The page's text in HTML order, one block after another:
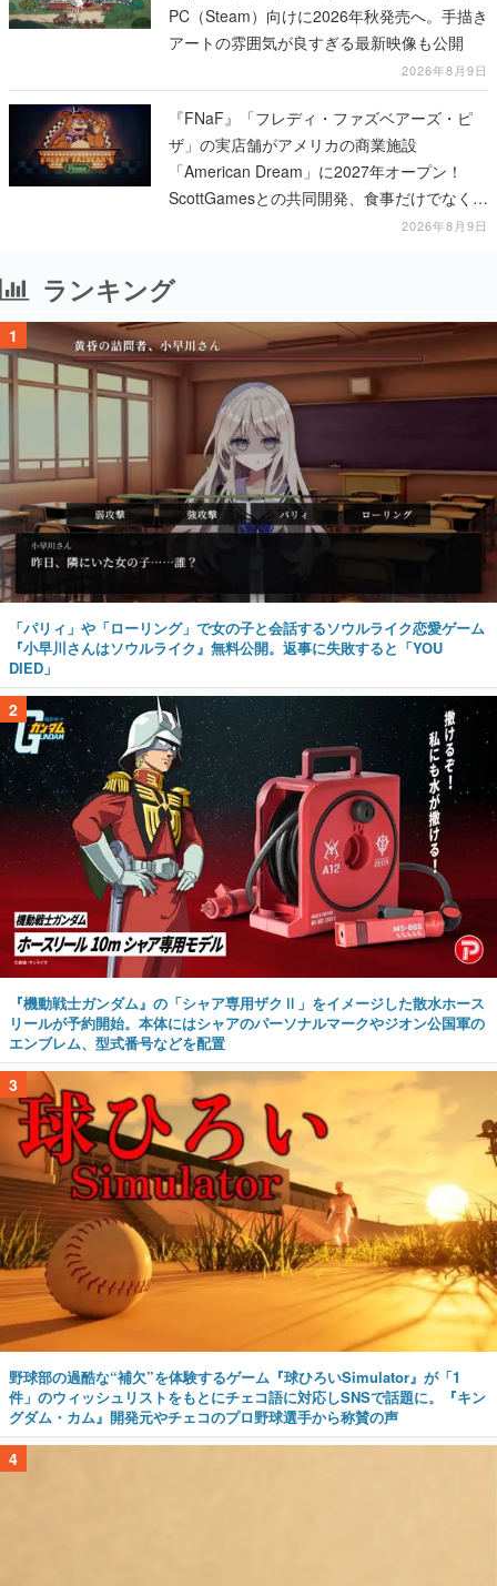
PC（Steam）向けに2026年秋発売へ。手描き
アートの雰囲気が良すぎる最新映像も公開
2026年8月9日
『FNaF』「フレディ・ファズベアーズ・ピ
ザ」の実店舗がアメリカの商業施設
「American Dream」に2027年オープン！
ScottGamesとの共同開発、食事だけでなくス
テージショーや没入型のホラー体験も楽しめ
2026年8月9日
ランキング
1
「パリィ」や「ローリング」で女の子と会話するソウルライク恋愛ゲーム
『小早川さんはソウルライク』無料公開。返事に失敗すると「YOU
DIED」
2
『機動戦士ガンダム』の「シャア専用ザクⅡ」をイメージした散水ホース
リールが予約開始。本体にはシャアのパーソナルマークやジオン公国軍の
エンブレム、型式番号などを配置
3
野球部の過酷な“補欠”を体験するゲーム『球ひろいSimulator』が「1
件」のウィッシュリストをもとにチェコ語に対応しSNSで話題に。『キン
グダム・カム』開発元やチェコのプロ野球選手から称賛の声
4